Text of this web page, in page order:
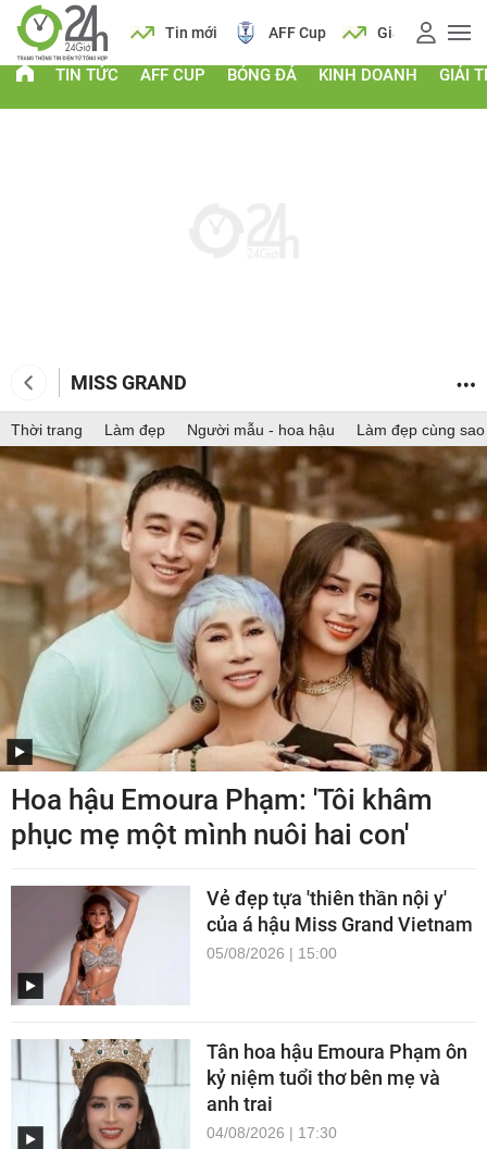
Lịch Tin mới AFF Cup Giá vàng
TIN TỨC AFF CUP BÓNG ĐÁ KINH DOANH GIẢI
MISS GRAND
Thời trang Làm đẹp Người mẫu - hoa hậu Làm đẹp cùng sao
Hoa hậu Emoura Phạm: 'Tôi khâm
phục mẹ một mình nuôi hai con'
Vẻ đẹp tựa 'thiên thần nội y'
của á hậu Miss Grand Vietnam
05/08/2026 | 15:00
Tân hoa hậu Emoura Phạm ôn
kỷ niệm tuổi thơ bên mẹ và
anh trai
04/08/2026 | 17:30